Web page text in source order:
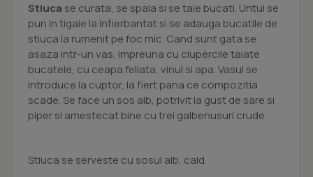
Stiuca se curata, se spala si se taie bucati. Untul se
pun in tigaie la infierbantat si se adauga bucatile de
stiuca la rumenit pe foc mic. Cand sunt gata se
asaza intr-un vas, impreuna cu ciupercile taiate
bucatele, cu ceapa feliata, vinul si apa. Vasul se
introduce la cuptor, la fiert pana ce compozitia
scade. Se face un sos alb, potrivit la gust de sare si
piper si amestecat bine cu trei galbenusuri crude.
Stiuca se serveste cu sosul alb, cald.